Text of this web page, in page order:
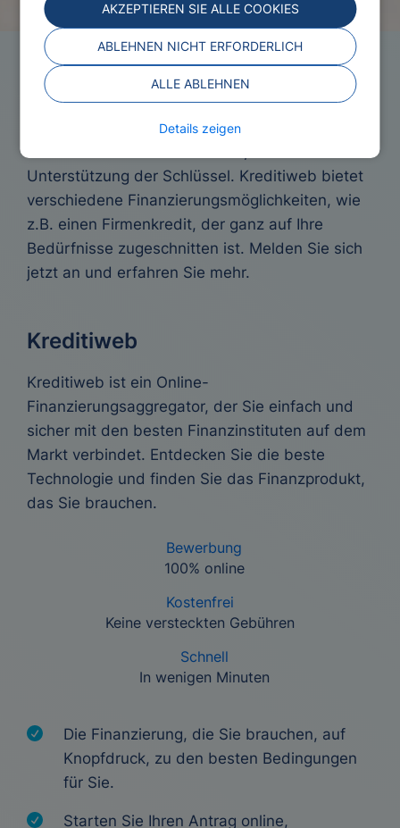
AKZEPTIEREN SIE ALLE COOKIES
ABLEHNEN NICHT ERFORDERLICH
ALLE ABLEHNEN
Details zeigen
Firmenkredit
Wenn Sie Ihr Unternehmen vergrößern oder
Unterstützung der Schlüssel. Kreditiweb bietet
verschiedene Finanzierungsmöglichkeiten, wie
z.B. einen Firmenkredit, der ganz auf Ihre
Bedürfnisse zugeschnitten ist. Melden Sie sich
jetzt an und erfahren Sie mehr.
Kreditiweb
Kreditiweb ist ein Online-
Finanzierungsaggregator, der Sie einfach und
sicher mit den besten Finanzinstituten auf dem
Markt verbindet. Entdecken Sie die beste
Technologie und finden Sie das Finanzprodukt,
das Sie brauchen.
Bewerbung
100% online
Kostenfrei
Keine versteckten Gebühren
Schnell
In wenigen Minuten
Die Finanzierung, die Sie brauchen, auf
Knopfdruck, zu den besten Bedingungen
für Sie.
Starten Sie Ihren Antrag online,